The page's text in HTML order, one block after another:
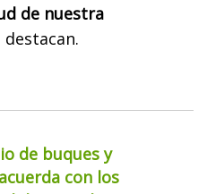
de nuestra
destacan.
de buques y
con los